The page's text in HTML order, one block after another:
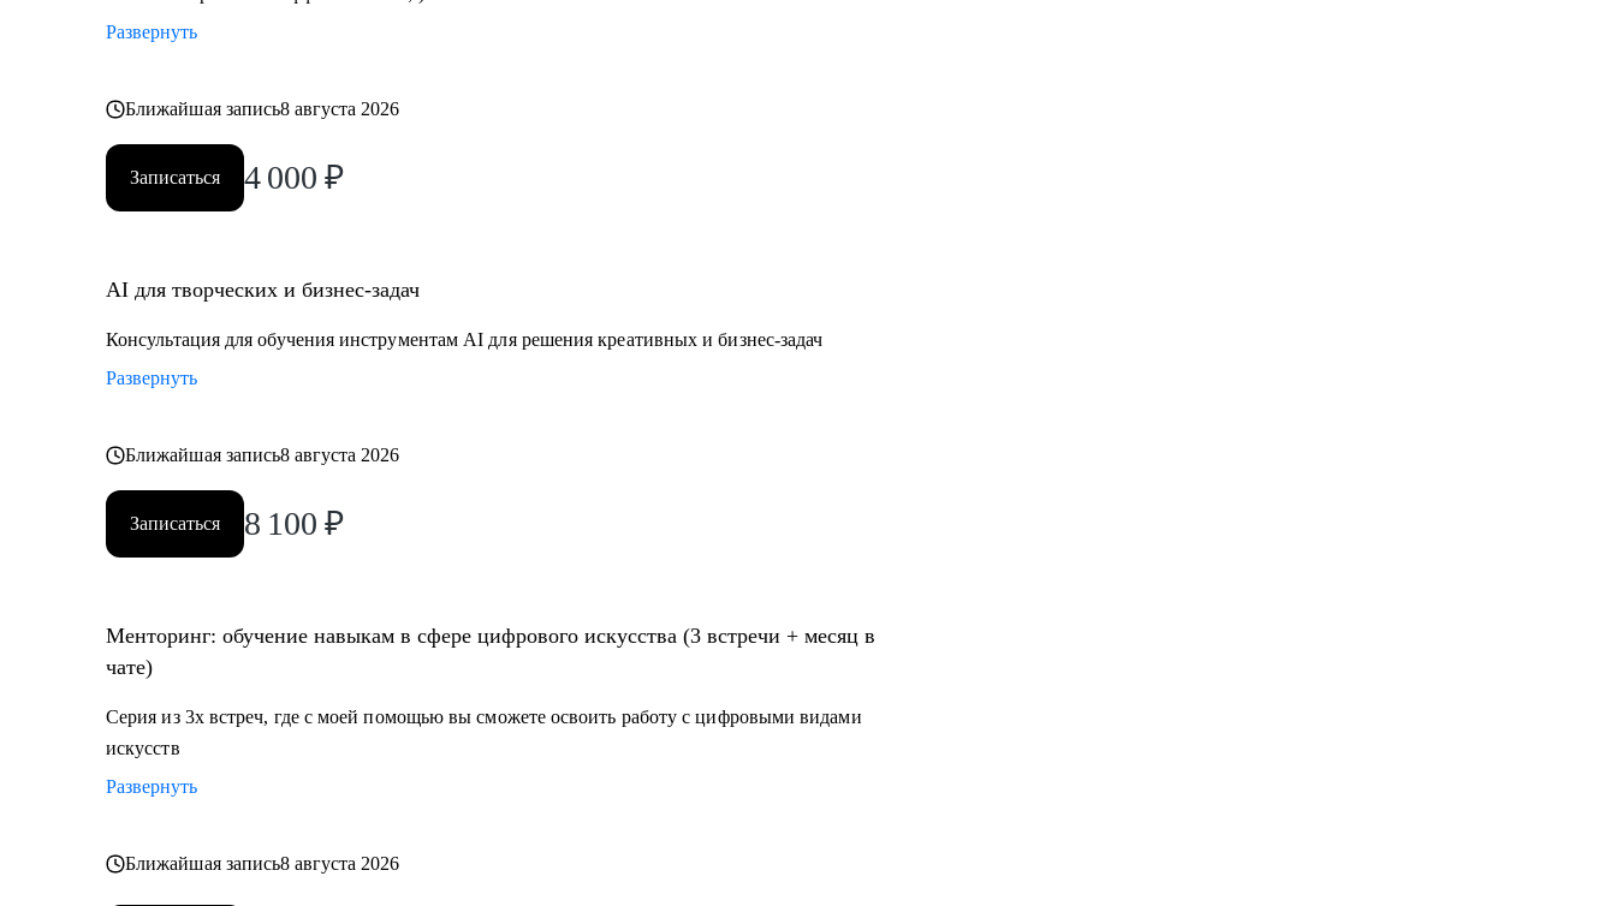
Развернуть
Ближайшая запись8 августа 2026
Записаться 4 000 ₽
AI для творческих и бизнес-задач
Консультация для обучения инструментам AI для решения креативных и бизнес-задач
Развернуть
Ближайшая запись8 августа 2026
Записаться 8 100 ₽
Менторинг: обучение навыкам в сфере цифрового искусства (3 встречи + месяц в
чате)
Серия из 3х встреч, где с моей помощью вы сможете освоить работу с цифровыми видами
искусств
Развернуть
Ближайшая запись8 августа 2026